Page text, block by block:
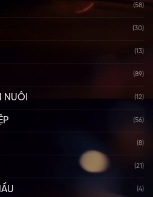
(58)
(30)
(13)
(89)
NUÔI (12)
(56)
(8)
(21)
(4)